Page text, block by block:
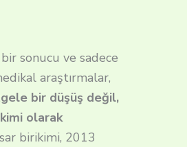
sonucu ve sadece
araştırmalar,
bir düşüş değil,
olarak
birikimi, 2013